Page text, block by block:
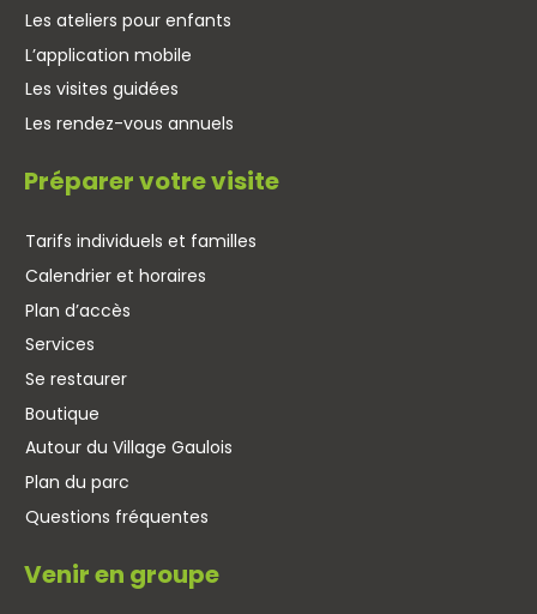
Les ateliers pour enfants
L’application mobile
Les visites guidées
Les rendez-vous annuels
Préparer votre visite
Tarifs individuels et familles
Calendrier et horaires
Plan d’accès
Services
Se restaurer
Boutique
Autour du Village Gaulois
Plan du parc
Questions fréquentes
Venir en groupe